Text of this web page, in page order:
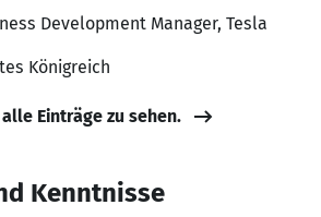
Development Manager, Tesla
Königreich
Einträge zu sehen.
Kenntnisse